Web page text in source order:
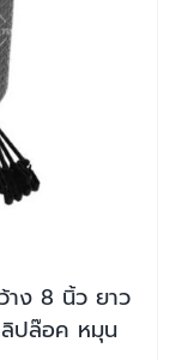
าง 8 นิ้ว ยาว
ปล๊อค หมุน